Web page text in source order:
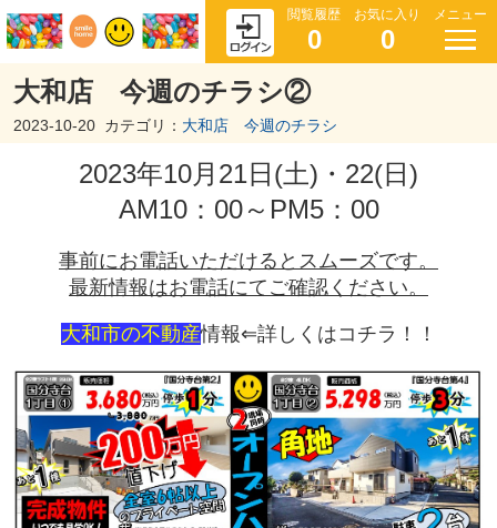
閲覧履歴
0
お気に入り
0
メニュー
大和店 今週のチラシ②
2023-10-20 カテゴリ： 大和店 今週のチラシ
2023年10月21日(土)・22(日)
AM10：00～PM5：00
事前にお電話いただけるとスムーズです。
最新情報はお電話にてご確認ください。
大和市の不動産情報⇐詳しくはコチラ！！